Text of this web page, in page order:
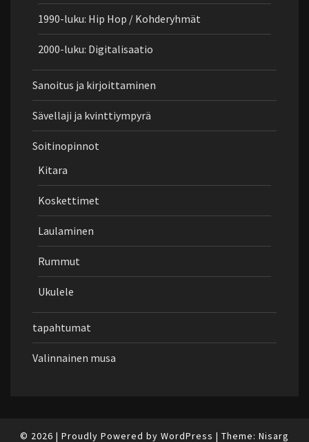
1990-luku: Hip Hop / Kohderyhmät
2000-luku: Digitalisaatio
Sanoitus ja kirjoittaminen
Sävellaji ja kvinttiympyrä
Soitinopinnot
Kitara
Koskettimet
Laulaminen
Rummut
Ukulele
tapahtumat
Valinnainen musa
© 2026 | Proudly Powered by WordPress | Theme: Nisarg